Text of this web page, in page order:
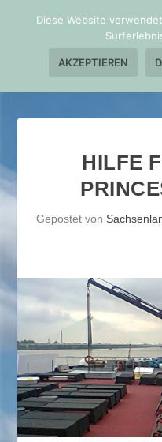
HILFE
Gepostet von
Diese Website
AKZEPTIEREN